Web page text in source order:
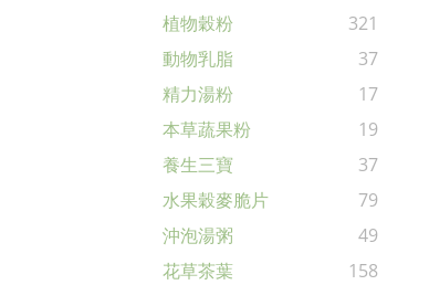
植物穀粉
321
動物乳脂
37
精力湯粉
17
本草蔬果粉
19
養生三寶
37
水果穀麥脆片
79
沖泡湯粥
49
花草茶葉
158